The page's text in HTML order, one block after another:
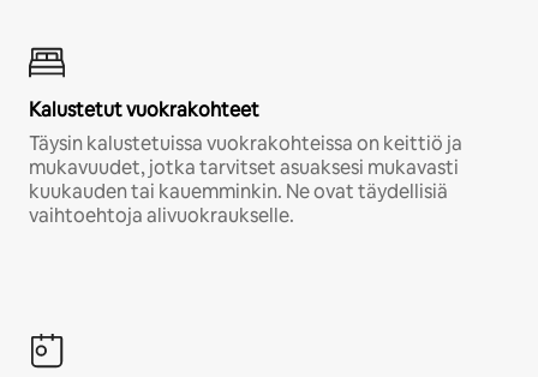
Kalustetut vuokrakohteet
Täysin kalustetuissa vuokrakohteissa on keittiö ja
mukavuudet, jotka tarvitset asuaksesi mukavasti
kuukauden tai kauemminkin. Ne ovat täydellisiä
vaihtoehtoja alivuokraukselle.